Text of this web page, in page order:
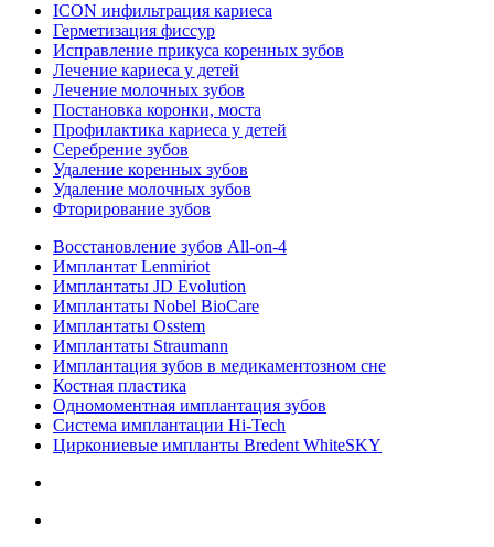
ICON инфильтрация кариеса
Герметизация фиссур
Исправление прикуса коренных зубов
Лечение кариеса у детей
Лечение молочных зубов
Постановка коронки, моста
Профилактика кариеса у детей
Серебрение зубов
Удаление коренных зубов
Удаление молочных зубов
Фторирование зубов
Восстановление зубов All‑on‑4
Имплантат Lenmiriot
Имплантаты JD Evolution
Имплантаты Nobel BioСare
Имплантаты Osstem
Имплантаты Straumann
Имплантация зубов в медикаментозном сне
Костная пластика
Одномоментная имплантация зубов
Система имплантации Hi-Tech
Циркониевые импланты Bredent WhiteSKY